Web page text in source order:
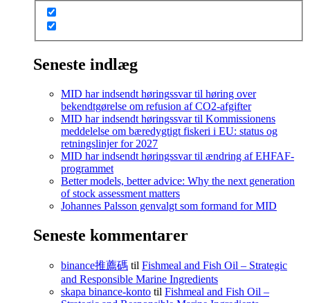
Seneste indlæg
MID har indsendt høringssvar til høring over
bekendtgørelse om refusion af CO2-afgifter
MID har indsendt høringssvar til Kommissionens
meddelelse om bæredygtigt fiskeri i EU: status og
retningslinjer for 2027
MID har indsendt høringssvar til ændring af EHFAF-
programmet
Better models, better advice: Why the next generation
of stock assessment matters
Johannes Palsson genvalgt som formand for MID
Seneste kommentarer
binance推薦碼 til Fishmeal and Fish Oil – Strategic
and Responsible Marine Ingredients
skapa binance-konto til Fishmeal and Fish Oil –